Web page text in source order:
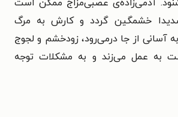
آدمی‌زاده‌ی عصبی‌مزاج ممکن است
خشمگین گردد و کارش به مرگ
آسانی از جا درمی‌رود، زودخشم و لجوج
به عمل می‌زند و به مشکلات توجه